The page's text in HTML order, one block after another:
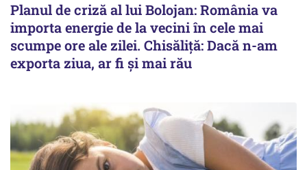
Planul de criză al lui Bolojan: România va
importa energie de la vecini în cele mai
scumpe ore ale zilei. Chisăliță: Dacă n-am
exporta ziua, ar fi și mai rău